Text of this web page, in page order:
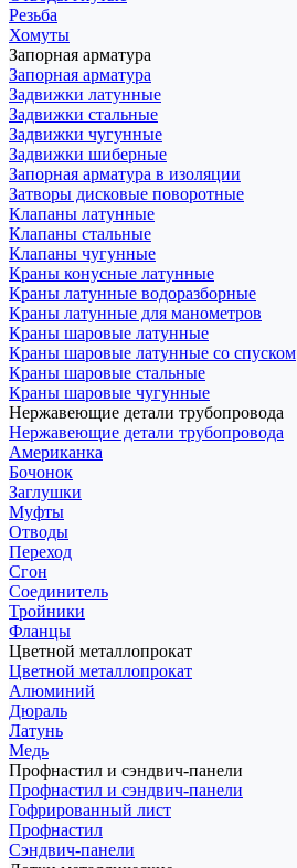
Резьба
Хомуты
Запорная арматура
Запорная арматура
Задвижки латунные
Задвижки стальные
Задвижки чугунные
Задвижки шиберные
Запорная арматура в изоляции
Затворы дисковые поворотные
Клапаны латунные
Клапаны стальные
Клапаны чугунные
Краны конусные латунные
Краны латунные водоразборные
Краны латунные для манометров
Краны шаровые латунные
Краны шаровые латунные со спуском
Краны шаровые стальные
Краны шаровые чугунные
Нержавеющие детали трубопровода
Нержавеющие детали трубопровода
Американка
Бочонок
Заглушки
Муфты
Отводы
Переход
Сгон
Соединитель
Тройники
Фланцы
Цветной металлопрокат
Цветной металлопрокат
Алюминий
Дюраль
Латунь
Медь
Профнастил и сэндвич-панели
Профнастил и сэндвич-панели
Гофрированный лист
Профнастил
Сэндвич-панели